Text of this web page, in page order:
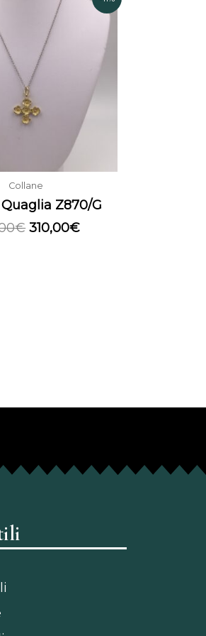
Collane
Z870/G
€
prezzo
originale
era:
350,00€.
310,00€
prezzo
attuale
310,00€.